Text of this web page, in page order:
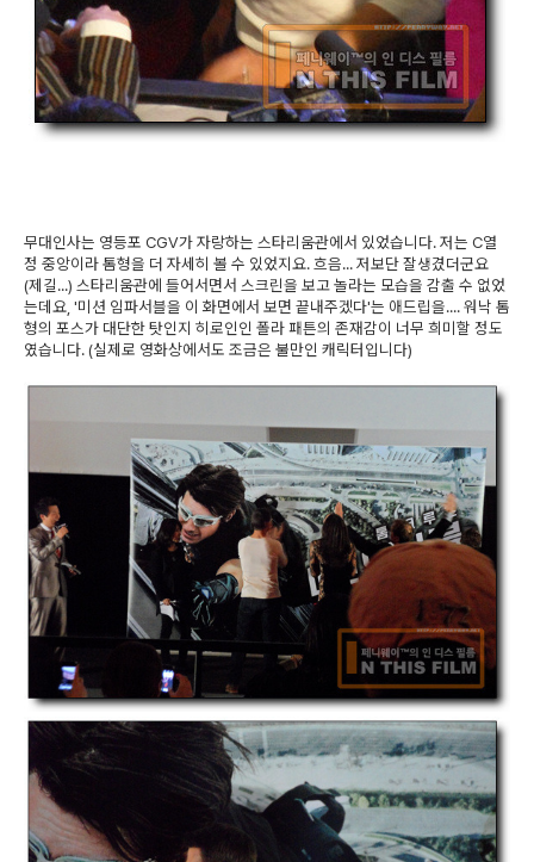
무대인사는 영등포 CGV가 자랑하는 스타리움관에서 있었습니다. 저는 C열
정 중앙이라 톰형을 더 자세히 볼 수 있었지요. 흐음... 저보단 잘생겼더군요
(제길...) 스타리움관에 들어서면서 스크린을 보고 놀라는 모습을 감출 수 없었
는데요, '미션 임파서블을 이 화면에서 보면 끝내주겠다'는 애드립을.... 워낙 톰
형의 포스가 대단한 탓인지 히로인인 폴라 패튼의 존재감이 너무 희미할 정도
였습니다. (실제로 영화상에서도 조금은 불만인 캐릭터입니다)